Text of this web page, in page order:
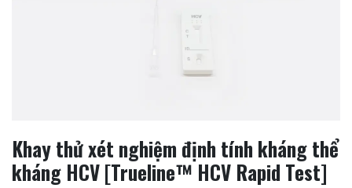
Khay thử xét nghiệm định tính kháng thể
kháng HCV [Trueline™ HCV Rapid Test]